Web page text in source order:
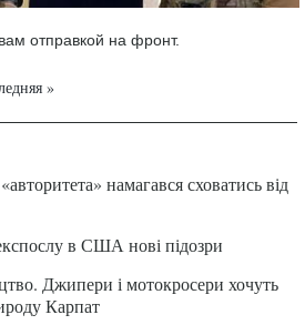
отправкой на фронт.
»
намагався сховатись від
в США нові підозри
Джипери і мотокросери хочуть
Карпат